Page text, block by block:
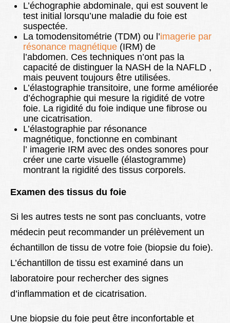
L’échographie abdominale, qui est souvent le
test initial lorsqu’une maladie du foie est
suspectée.
La tomodensitométrie (TDM) ou l’imagerie par
résonance magnétique (IRM) de
l’abdomen. Ces techniques n’ont pas la
capacité de distinguer la NASH de la NAFLD ,
mais peuvent toujours être utilisées.
L’élastographie transitoire, une forme améliorée
d’échographie qui mesure la rigidité de votre
foie. La rigidité du foie indique une fibrose ou
une cicatrisation.
L’élastographie par résonance
magnétique, fonctionne en combinant
l’ imagerie IRM avec des ondes sonores pour
créer une carte visuelle (élastogramme)
montrant la rigidité des tissus corporels.
Examen des tissus du foie
Si les autres tests ne sont pas concluants, votre
médecin peut recommander un prélèvement un
échantillon de tissu de votre foie (biopsie du foie).
L’échantillon de tissu est examiné dans un
laboratoire pour rechercher des signes
d’inflammation et de cicatrisation.
Une biopsie du foie peut être inconfortable et